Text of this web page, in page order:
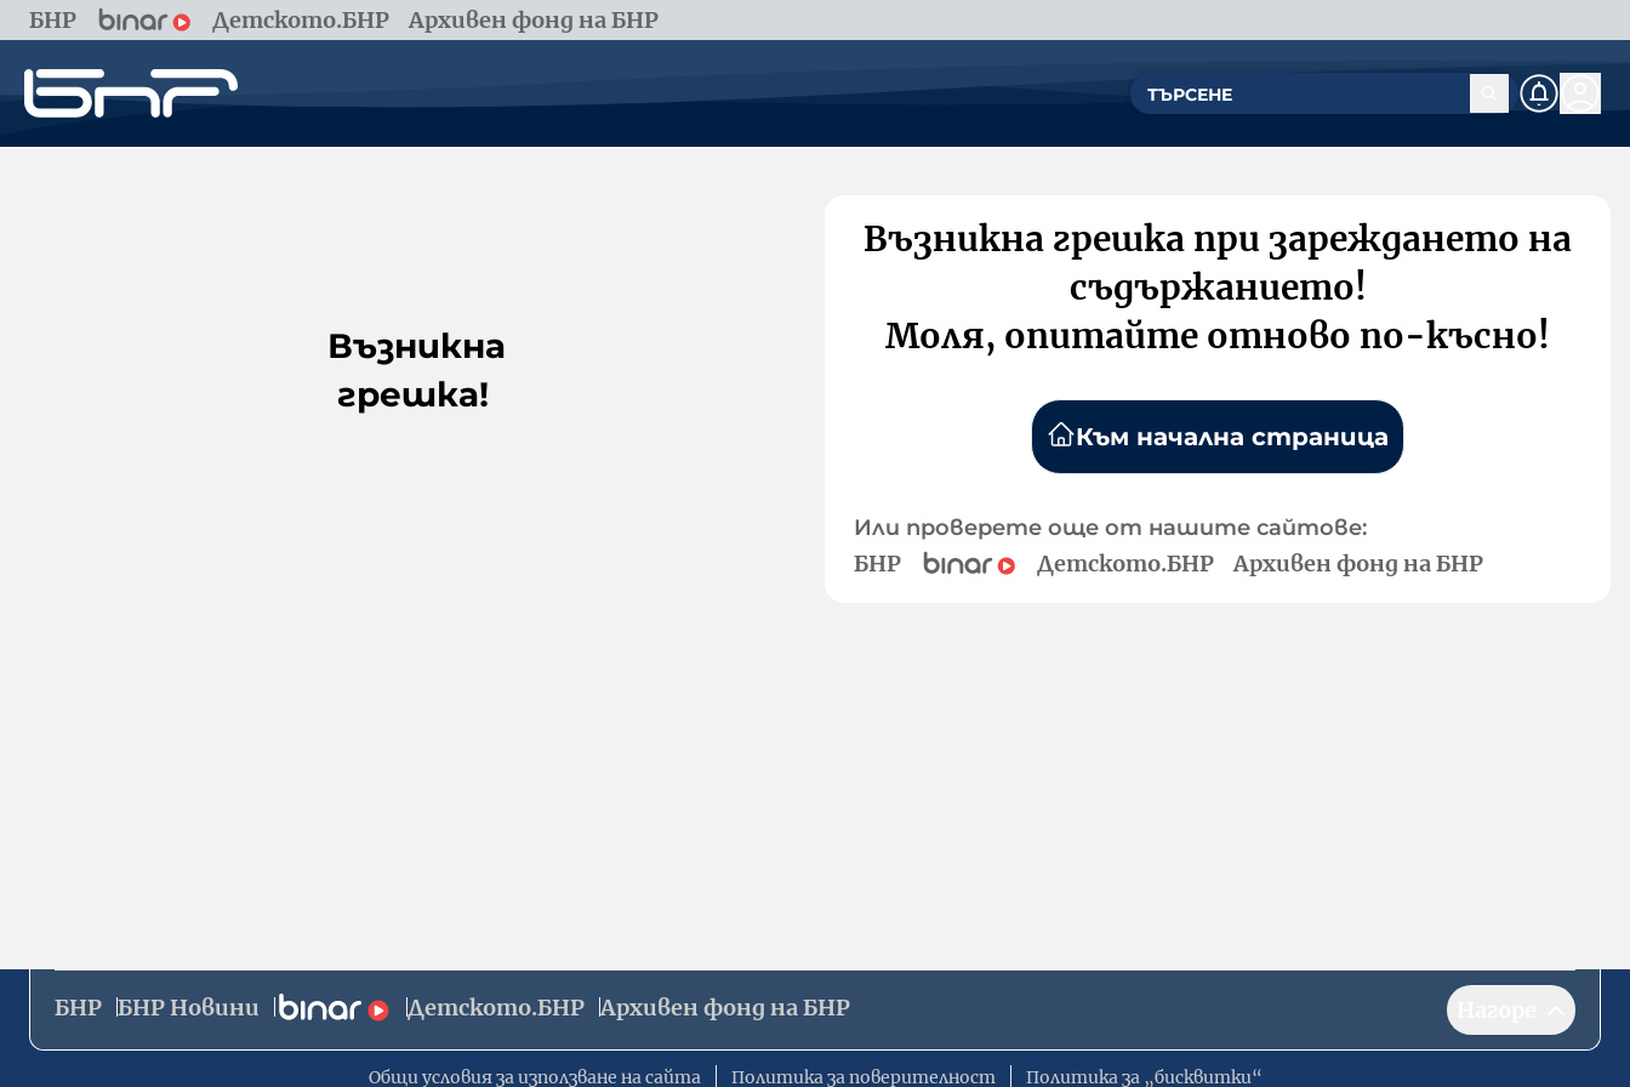
БНР Детското.БНР Архивен фонд на БНР
Възникна
грешка!
Възникна грешка при зареждането на
съдържанието!
Моля, опитайте отново по-късно!
Към начална страница
Или проверете още от нашите сайтове:
БНР Детското.БНР Архивен фонд на БНР
БНР БНР Новини Детското.БНР Архивен фонд на БНР
Общи условия за използване на сайта Политика за поверителност Политика за „бисквитки“